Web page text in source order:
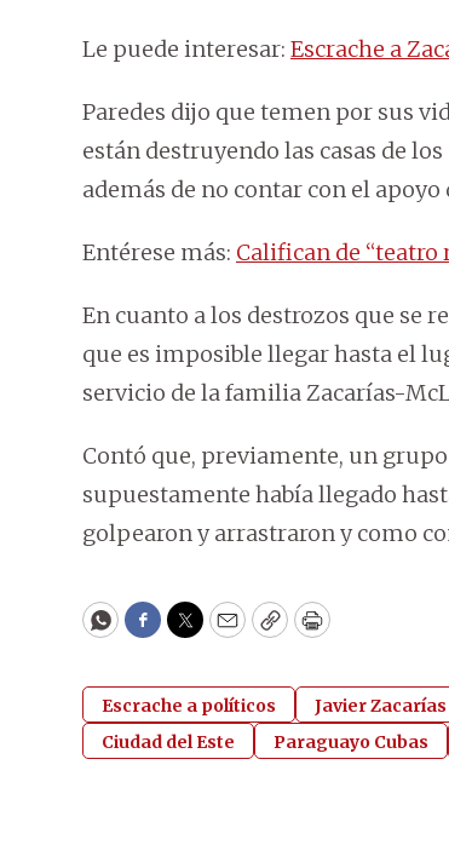
Le puede interesar: Escrache a
Paredes dijo que temen por sus
están destruyendo las casas de
además de no contar con el
Entérese más: Califican de “teatro
En cuanto a los destrozos que se
que es imposible llegar hasta el
servicio de la familia Zacarías-
Contó que, previamente, un
supuestamente había llegado
golpearon y arrastraron y como
WhatsApp
Facebook
Twitter
EmailCopyPrint
Escrache a políticos Javier
Ciudad del Este
Paraguayo Cubas